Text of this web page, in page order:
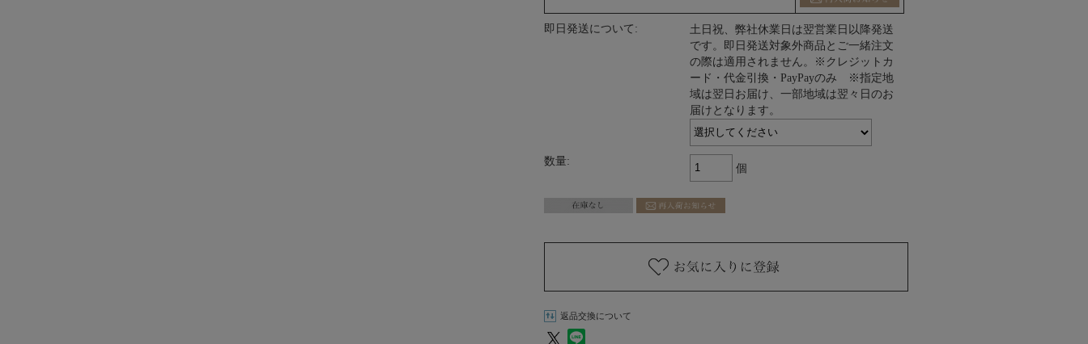
即日発送について:
土日祝、弊社休業日は翌営業日以降発送
です。即日発送対象外商品とご一緒注文
の際は適用されません。※クレジットカ
ード・代金引換・PayPayのみ ※指定地
域は翌日お届け、一部地域は翌々日のお
届けとなります。
数量:
個
返品交換について